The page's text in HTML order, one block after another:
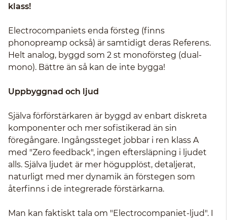
klass!
Electrocompaniets enda försteg (finns
phonopreamp också) är samtidigt deras Referens.
Helt analog, byggd som 2 st monoförsteg (dual-
mono). Bättre än så kan de inte bygga!
Uppbyggnad och ljud
Själva förförstärkaren är byggd av enbart diskreta
komponenter och mer sofistikerad än sin
föregångare. Ingångssteget jobbar i ren klass A
med "Zero feedback", ingen eftersläpning i ljudet
alls. Själva ljudet är mer högupplöst, detaljerat,
naturligt med mer dynamik än förstegen som
återfinns i de integrerade förstärkarna.
Man kan faktiskt tala om "Electrocompaniet-ljud". I